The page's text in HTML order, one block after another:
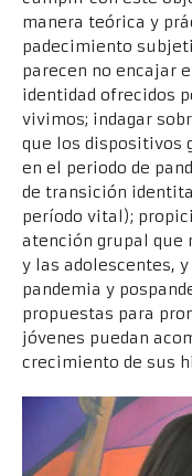
manera teórica y
padecimiento
parecen no encajar
identidad ofrecidos
vivimos; indagar
que los dispositivos
en el periodo de
de transición
período vital);
atención grupal que
y las adolescentes,
pandemia y
propuestas para
jóvenes puedan
crecimiento de sus